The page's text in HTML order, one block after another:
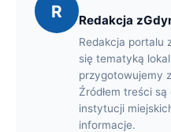
R Redakcja
Redakcja portalu
się tematyką
przygotowujemy
Źródłem treści
instytucji
informacje.